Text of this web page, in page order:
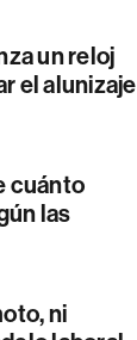
un reloj
el alunizaje
cuánto
las
ni